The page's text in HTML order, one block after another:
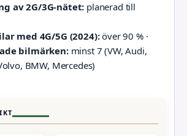
av 2G/3G-nätet: planerad till
med 4G/5G (2024):över 90 % ·
bilmärken:minst 7 (VW, Audi,
BMW, Mercedes)